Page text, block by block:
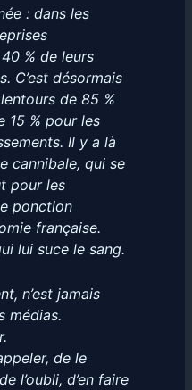
: dans les
% de leurs
C’est désormais
de 85 %
15 % pour les
Il y a là
cannibale, qui se
pour les
ponction
française.
lui suce le sang.
n’est jamais
médias.
de le
l’oubli, d’en faire